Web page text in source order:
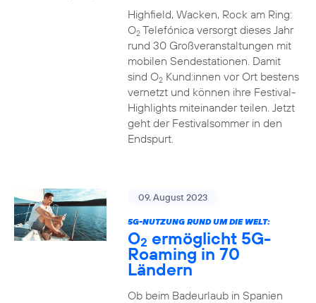
Highfield, Wacken, Rock am Ring:
O2Telefónica versorgt dieses Jahr
rund 30 Großveranstaltungen mit
mobilen Sendestationen. Damit
sind O2Kund:innen vor Ort bestens
vernetzt und können ihre Festival-
Highlights miteinander teilen. Jetzt
geht der Festivalsommer in den
Endspurt.
09. August 2023
5G-NUTZUNG RUND UM DIE WELT:
O2 ermöglicht 5G-
Roaming in 70
Ländern
Ob beim Badeurlaub in Spanien